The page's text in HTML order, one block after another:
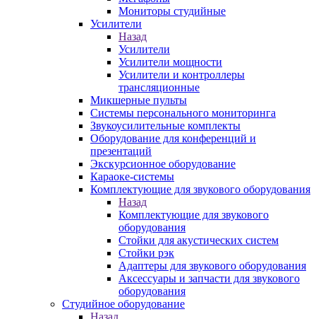
Мониторы студийные
Усилители
Назад
Усилители
Усилители мощности
Усилители и контроллеры
трансляционные
Микшерные пульты
Системы персонального мониторинга
Звукоусилительные комплекты
Оборудование для конференций и
презентаций
Экскурсионное оборудование
Караоке-системы
Комплектующие для звукового оборудования
Назад
Комплектующие для звукового
оборудования
Стойки для акустических систем
Стойки рэк
Адаптеры для звукового оборудования
Аксессуары и запчасти для звукового
оборудования
Студийное оборудование
Назад